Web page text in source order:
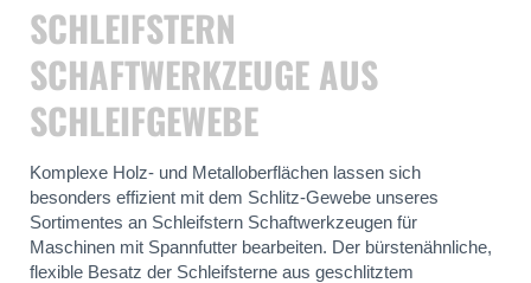
SCHLEIFSTERN
SCHAFTWERKZEUGE AUS
SCHLEIFGEWEBE
Komplexe Holz- und Metalloberflächen lassen sich
besonders effizient mit dem Schlitz-Gewebe unseres
Sortimentes an Schleifstern Schaftwerkzeugen für
Maschinen mit Spannfutter bearbeiten. Der bürstenähnliche,
flexible Besatz der Schleifsterne aus geschlitztem